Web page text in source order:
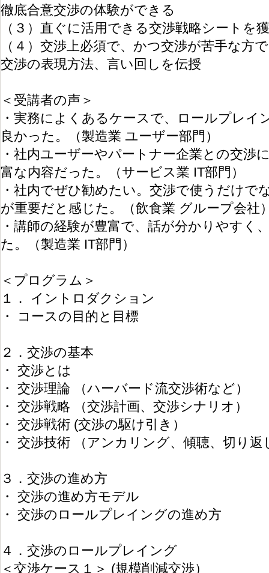
徹底合意交渉の体験ができる
（３）直ぐに活用できる交渉戦略シートを
（４）交渉上必須で、かつ交渉が苦手な方
交渉の表現方法、言い回しを伝授
＜受講者の声＞
・実務によくあるケースで、ロールプレイ
良かった。（製造業 ユーザー部門）
・社内ユーザーやパートナー企業との交渉
富な内容だった。（サービス業 IT部門）
・社内でぜひ勧めたい。交渉で使うだけで
が重要だと感じた。（飲食業 グループ会社
・講師の経験が豊富で、話が分かりやすく
た。（製造業 IT部門）
＜プログラム＞
１． イントロダクション
・ コースの目的と目標
２．交渉の基本
・ 交渉とは
・ 交渉理論 （ハーバード流交渉術など）
・ 交渉戦略 （交渉計画、交渉シナリオ）
・ 交渉戦術 (交渉の駆け引き）
・ 交渉技術 （アンカリング、傾聴、切り返
３．交渉の進め方
・ 交渉の進め方モデル
・ 交渉のロールプレイングの進め方
４．交渉のロールプレイング
＜交渉ケース１＞ (規模削減交渉）